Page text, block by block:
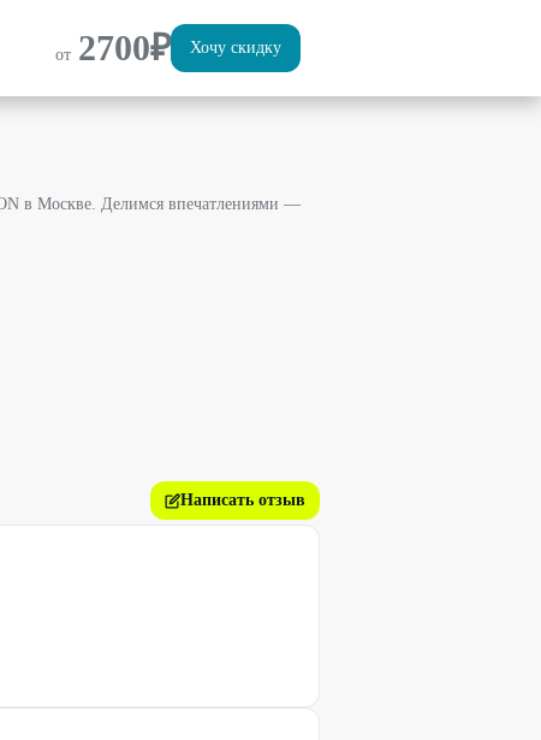
от 2700₽ Хочу скидку
в Москве. Делимся впечатлениями —
Написать отзыв